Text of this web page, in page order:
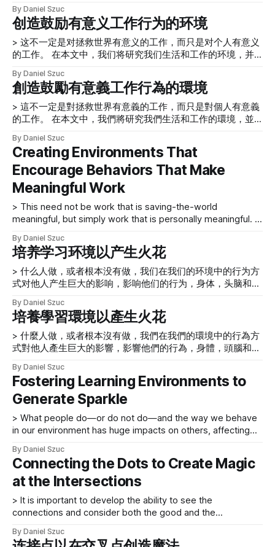
一个健康、运作良好的团队中工作，所以不知道在这样的文化
中工作是什么感觉。他们可能永远不会在工作中体验到支持、
关怀、愉快的文化。 也许他们可能在某些团队中经历过协作
环境或与特
開始一起製作，然後反思製作中的相關實踐，而不是首先考慮
製作理論。在本文中，我們將描述並反思其製作過程中的經
驗。 缺乏提供有意義工作的文化 > 他們可能經歷過協作環
境……在外部事件中……。然而，一旦他們重返工作崗位……，
他們很快……就會恢復到他們的工業、交易方式工作和交付成
一個健康、運作良好的團隊中工作，所以不知道在這樣的文化
中工作是什麼感覺。他們可能永遠不會在工作中體驗到支持、
關懷、愉快的文化。 也許他們可能在某些團隊中經歷過協作
環境或與
experimenting with the creation of a Sparkle Studio to
house and produce a “Make Meaningful Work” show. The
creation of this
By Daniel Szuc
创造鼓励有意义工作行为的环境
> 这不一定是对拯救世界有意义的工作，而只是对个人有意义
的工作。 在本文中，我们将研究我们生活和工作的环境，并花
反思和帮助我们做出有意义的工作
[http://www.makemeaningfulwork.com/]创造明确的时刻。这
不一定是对拯救世界有意义的工作，而只是对个人有意义的工
作。 考虑与此行为定义相关的意义：“一个人的行为或行为方
么？ * 环境如何发挥作用？ * 我们是否在我们的环境中扮演着
明确的角色？ * 我们如何才能创造一个繁荣的环境，为什么这
很重要？ 这篇文章建立在我们之前的文章“培养学习环境以产
生火花
[https://www.uxmatters.com/mt/archives/2018/12/fostering-
learning-environments-to-generate-sparkle.php] ”中的想法
的基础上。做让你感觉良好的工作 > 当人们感觉良好和他们感
觉良好之间存在差距时——也就是说，当工作没有应有的意义
时——那就是工
By Daniel Szuc
創造鼓勵有意義工作行為的環境
> 這不一定是對拯救世界有意義的工作，而只是對個人有意義
的工作。 在本文中，我們將研究我們生活和工作的環境，並花
反思和幫助我們做出有意義的工作
[http://www.makemeaningfulwork.com/]創造明確的時刻。這
不一定是對拯救世界有意義的工作，而只是對個人有意義的工
作。 考慮與此行為定義相關的意義：“一個人的行為或行為方
式，尤其是對他人的方式。” * 誰讓我們有這樣的感覺，為什
麼？ * 環境如何發揮作用？ * 我們是否在我們的環境中扮演著
明確的角色？ * 我們如何才能創造一個繁榮的環境，為什麼這
生火花
[https://www.uxmatters.com/mt/archives/2018/12/fostering-
learning-environments-to-generate-sparkle.php] ”中的想法
的基礎上。做讓你感覺良好的工作 > 當人們感覺良好和他們感
覺良好之間存在差距時——也就是說，當工作沒有應有的意義
時——那就是工
By Daniel Szuc
Creating Environments That
Encourage Behaviors That Make
Meaningful Work
> This need not be work that is saving-the-world
meaningful, but simply work that is personally meaningful. In
and work, taking a moment to reflect on how they make us
feel. We’ll also consider how to
By Daniel Szuc
培养学习环境以产生火花
> 什么人做，或者根本没有做，我们在我们的环境中的行为方
式对他人产生巨大的影响，影响他们的行为，身体，头脑和心
他自然力。人们不断地与环境相互作用——包括其他人、动
物、植物、土壤、水、空气以及其他有生命和无生命元素之间
的相互作用。他们使自己适应环境条件。他们的环境会影响他
们作为一个人的成长和发展。什么人做，或者根本 没有做，
他们的行为，身体，头脑和心脏。 不同的知识领域对环境这
个词的用法不同： * 心理学——我们的心理环境构成了其他
人、物理事物和地点对我们心理的影响。 * 电磁学——在我们
的电磁环境(EME) 中，无线电波和其他电磁辐射和磁场相互作
用。 * 天文学——我们太阳系的银河环境是我们生活在群星之
间的更大环境。 * 在中国商代初期（大约公元前1600 年至公
一年四季和月相的观察。这个概念在中国哲学的整个历史中一
直保持相关性，立即将其与更线性的西方方法区分开来。 * 内
部和外部环境 * 我们内部和
By Daniel Szuc
培養學習環境以產生火花
> 什麼人做，或者根本沒有做，我們在我們的環境中的行為方
式對他人產生巨大的影響，影響他們的行為，身體，頭腦和心
他自然力。人們不斷地與環境相互作用——包括其他人、動
物、植物、土壤、水、空氣以及其他有生命和無生命元素之間
的相互作用。他們使自己適應環境條件。他們的環境會影響他
們作為一個人的成長和發展。什麼人做，或者根本 沒有做，
我們在我們的環境中的行為方式對他人產生巨大的影響，影響
他們的行為，身體，頭腦和心臟。 不同的知識領域對環境這
個詞的用法不同： * 心理學——我們的心理環境構成了其他
人、物理事物和地點對我們心理的影響。 * 電磁學——在我們
的電磁環境 (EME) 中，無線電波和其他電磁輻射和磁場相互作
用。 * 天文學——我們太陽系的銀河環境是我們生活在群星之
間的更大環境。 * 在中國商代初期（大約公元前 1600 年至公
元前 1046 年），思想被認為是循環的——基於對晝夜循環、
一年四季和月相的觀察。這個概念在中國哲學的整個歷史中一
直保持相關性，立即將其與更線性的西方方法區分開來。 * 內
部和外部環境 * 我們
By Daniel Szuc
Fostering Learning Environments to
Generate Sparkle
> What people do—or do not do—and the way we behave
in our environment has huge impacts on others, affecting
refers to everything around us, including physical, chemical,
and other natural forces. People constantly interact with
their environment—including interactions
By Daniel Szuc
Connecting the Dots to Create Magic
at the Intersections
> It is important to develop the ability to see the
connections and consider both the good and the
places…. When I was a young boy growing up in Melbourne
By Daniel Szuc